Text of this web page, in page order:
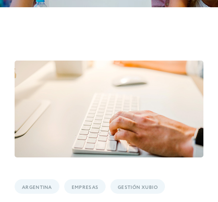
ARGENTINA EMPRESAS GESTIÓN XUBIO